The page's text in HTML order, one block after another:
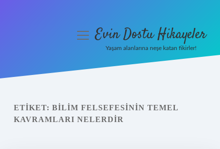
Yasal Uyarı
menüyüEvin Dostu Hikayeler
Yaşam alanlarına neşe katan fikirler!
ETIKET: BILIM FELSEFESININ TEMEL
KAVRAMLARI NELERDIR